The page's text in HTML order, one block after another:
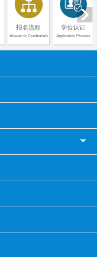
报名流程
Academic Credentials
学位认证
Application Process